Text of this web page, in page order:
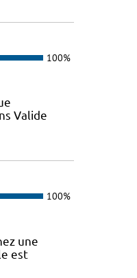
100%
Valide
100%
une
est